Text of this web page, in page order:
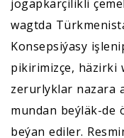
jogapkärçilikli
wagtda
Konsepsiýasy
pikirimizçe, häzirki
zerurlyklar nazara
mundan beýläk-de
beýan ediler.